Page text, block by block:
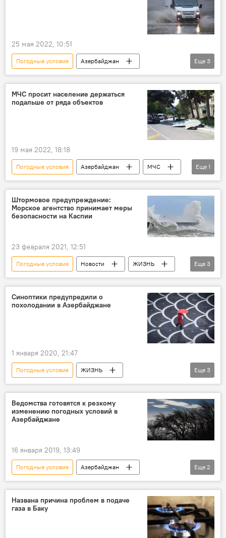
25 мая 2022, 10:51
Погодные условия
Азербайджан
Государственное агентство автомобильных дорог Азербайджана
дождь
Еще 3
МЧС просит население держаться
подальше от ряда объектов
19 мая 2022, 18:18
Погодные условия Азербайджан
МЧС
Предупреждение
Еще 1
Штормовое предупреждение:
Морское агентство принимает меры
безопасности на Каспии
23 февраля 2021, 12:51
Погодные условия Новости
ЖИЗНЬ
Азербайджан
Каспий
меры безопасности
Еще 3
Синоптики предупредили о
похолодании в Азербайджане
1 января 2020, 21:47
Погодные условия
ЖИЗНЬ
Азербайджан
Новости
Изменение
Еще 3
Ведомства готовятся к резкому
изменению погодных условий в
Азербайджане
16 января 2019, 13:49
Погодные условия
Азербайджан
ЖИЗНЬ
Новости
Опасное гидрометеорологическое явление в Азербайджане
Еще 2
Названа причина проблем в подаче
газа в Баку